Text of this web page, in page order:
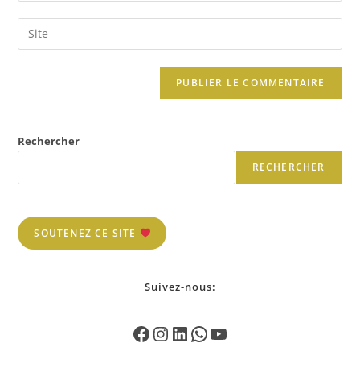
Rechercher
RECHERCHER
SOUTENEZ CE SITE
Suivez-nous: